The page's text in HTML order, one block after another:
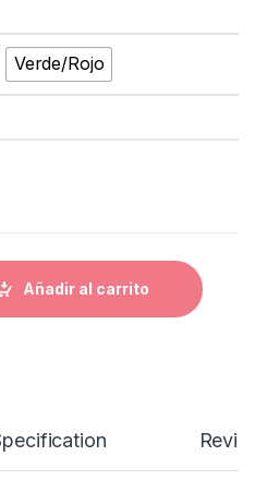
Verde/Rojo
Añadir al carrito